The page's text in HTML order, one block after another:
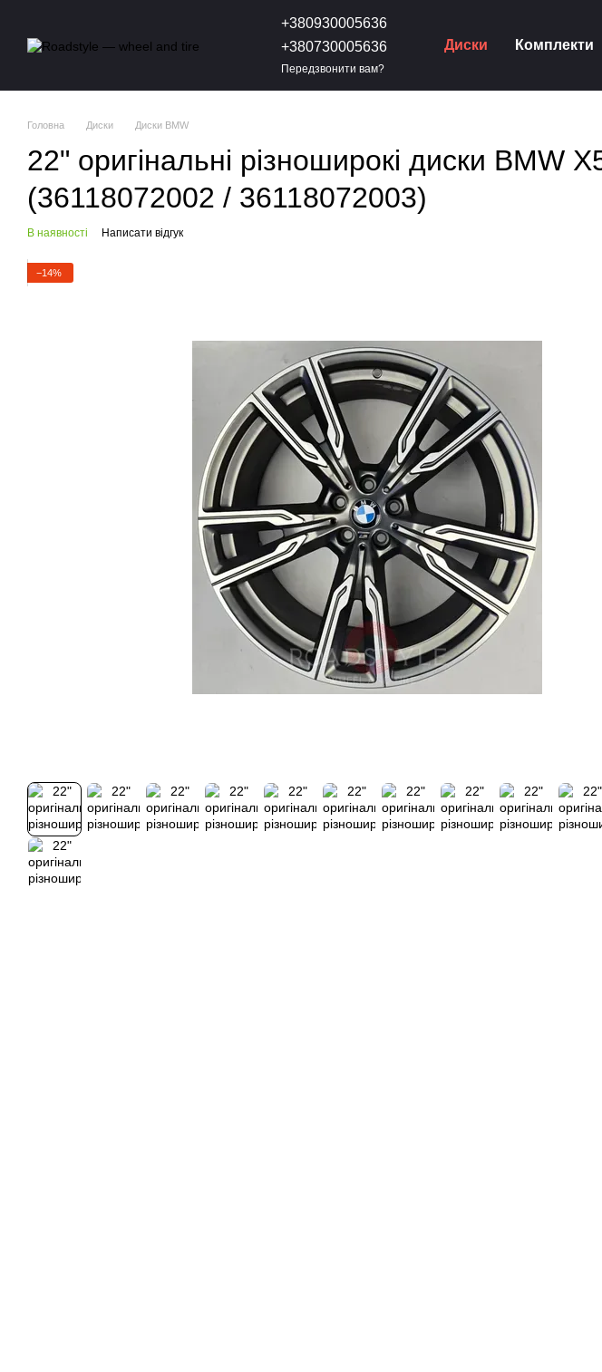
+380930005636
+380730005636
Передзвонити вам?
Диски Комплекти
Головна Диски Диски BMW
22" оригінальні різноширокі диски
(36118072002 / 36118072003)
В наявності Написати відгук
−14%